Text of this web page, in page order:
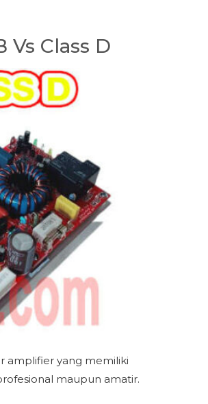
Class D
amplifier yang memiliki
maupun amatir.